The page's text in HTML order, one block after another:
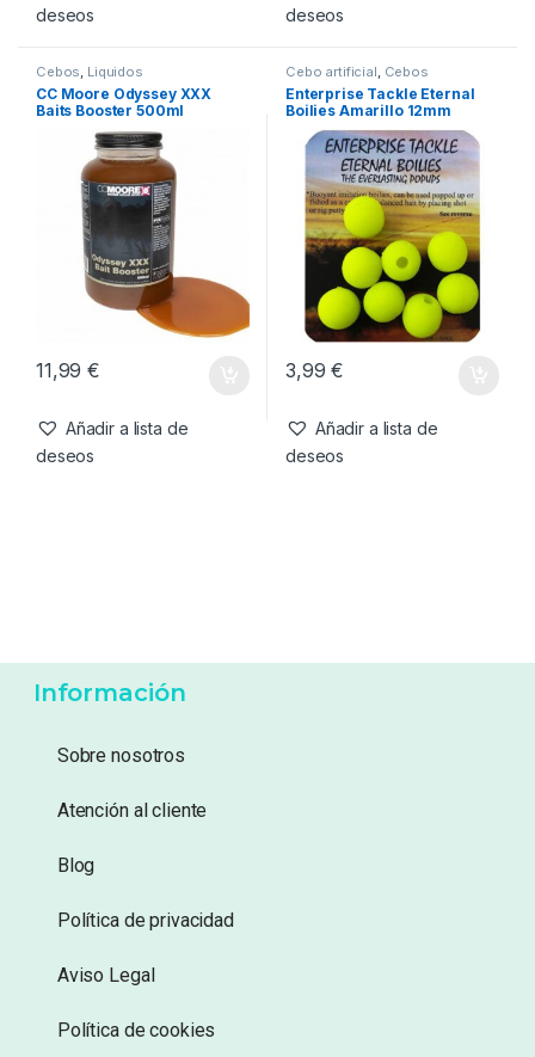
13%
6,99€
Añadir a lista de
deseos
14,99€
Añadir a lista de
deseos
Cebos Liquidos
CC Moore Odyssey XXX
11,99€
deseos
Cebo artificial
Enterprise Tackle Eternal
3,99€
Información
Sobre nosotros